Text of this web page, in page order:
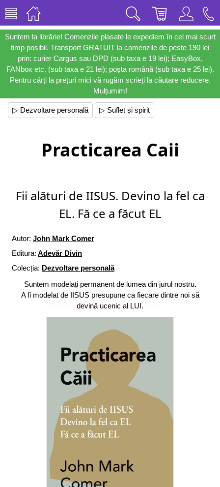
Suntem la librărie! Comenzile plasate le expediem în cel mai scurt
timp posibil. Transport GRATUIT la comenzile de peste 190 lei
prin: curier Cargus sau DPD (sub taxa e 19 lei); EasyBox,
FANbox etc. (sub taxa e 21 lei); poșta română (sub taxa e 25 lei).
Pentru cărți la prețuri mici vă rugăm scrieți la căutare reducere.
Mulțumim!
▷ Dezvoltare personală ▷ Suflet și spirit
Practicarea Caii
Fii alături de IISUS. Devino la fel ca
EL. Fă ce a făcut EL
Autor: John Mark Comer
Editura: Adevăr Divin
Colecția: Dezvoltare personală
Suntem modelați permanent de lumea din jurul nostru.
A fi modelat de IISUS presupune ca fiecare dintre noi să
devină ucenic al LUI.